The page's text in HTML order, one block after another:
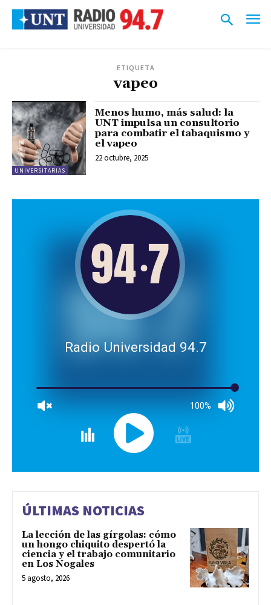
ETIQUETA
vapeo
UNIVERSITARIAS
Menos humo, más salud: la
UNT impulsa un consultorio
para combatir el tabaquismo y
el vapeo
22 octubre, 2025
Radio Universidad 94.7
100%
ÚLTIMAS NOTICIAS
La lección de las gírgolas: cómo
un hongo chiquito despertó la
ciencia y el trabajo comunitario
en Los Nogales
5 agosto, 2026